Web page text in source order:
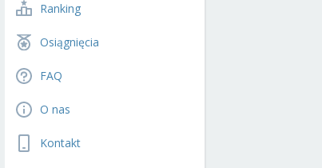
Ranking
Osiągnięcia
FAQ
O nas
Kontakt